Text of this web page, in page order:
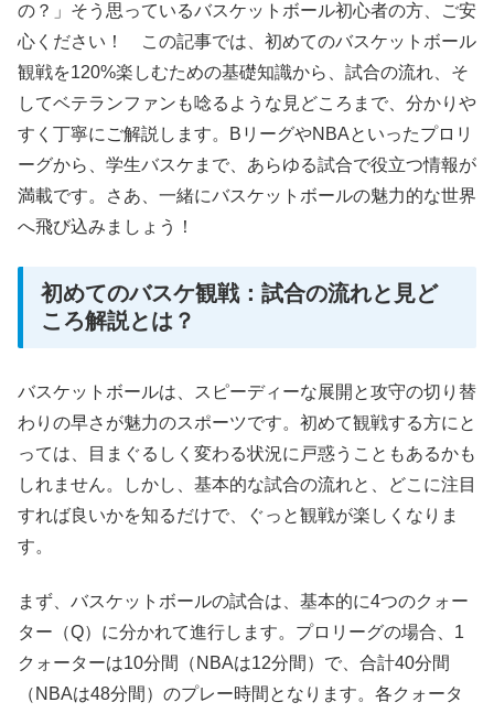
の？」そう思っているバスケットボール初心者の方、ご安
心ください！ この記事では、初めてのバスケットボール
観戦を120%楽しむための基礎知識から、試合の流れ、そ
してベテランファンも唸るような見どころまで、分かりや
すく丁寧にご解説します。BリーグやNBAといったプロリ
ーグから、学生バスケまで、あらゆる試合で役立つ情報が
満載です。さあ、一緒にバスケットボールの魅力的な世界
へ飛び込みましょう！
初めてのバスケ観戦：試合の流れと見ど
ころ解説とは？
バスケットボールは、スピーディーな展開と攻守の切り替
わりの早さが魅力のスポーツです。初めて観戦する方にと
っては、目まぐるしく変わる状況に戸惑うこともあるかも
しれません。しかし、基本的な試合の流れと、どこに注目
すれば良いかを知るだけで、ぐっと観戦が楽しくなりま
す。
まず、バスケットボールの試合は、基本的に4つのクォー
ター（Q）に分かれて進行します。プロリーグの場合、1
クォーターは10分間（NBAは12分間）で、合計40分間
（NBAは48分間）のプレー時間となります。各クォータ